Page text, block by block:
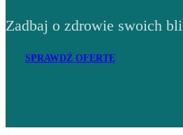
Zadbaj o zdrowie swoich
SPRAWDŹ OFERTĘ